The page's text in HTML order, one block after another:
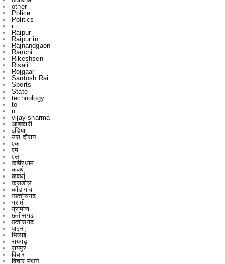
Raipur
Raipur in
Rajnandgaon
Ranchi
Rikeshsen
Risali
Rojgaar
Santosh Rai
Sports
State
technology
to
u
vijay sharma
आबकारी
इंडिया
उस दौरान
एक
एम
एल
कबीरधाम
कवर्ध
कवर्धा
कसडोल
कोंडागांव
ग्छत्तीसगढ़
ग्रामी
ग्रामीण
छत्तीसगढ
छत्तीसगढ़
पाटन
भिलाई
रायगढ़
रायपुर
विचार
विचार मंथन
विचारमंथन
शहर
शहरChhattisgarrh